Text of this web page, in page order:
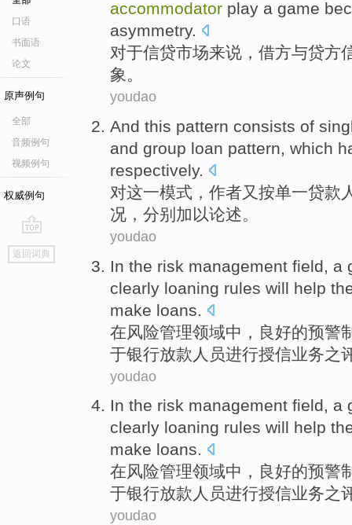
口语
书面语
论文
原声例句
全部
音频例句
视频例句
权威例句
go
top
返回词典
accommodator play a game
asymmetry.
对于信贷市场来说 ， 借方与贷方
象。
youdao
And this pattern consists of
and group loan pattern, which
respectively.
对这一模式 ，作者又按单一贷款
况，分别 加以论述。
youdao
In the risk management field
a
clearly loaning rules will help
make loans
在风险管理领域中， 良好的预警
于银行放款 人员进行授信业务之
youdao
In the risk management field, a
clearly loaning rules will help
make loans.
在风险管理领域中， 良好的预警
于银行放款 人员进行授信业务之
youdao